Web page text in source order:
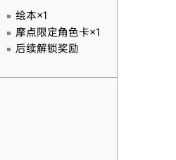
绘本×1
摩点限定角色卡×1
后续解锁奖励